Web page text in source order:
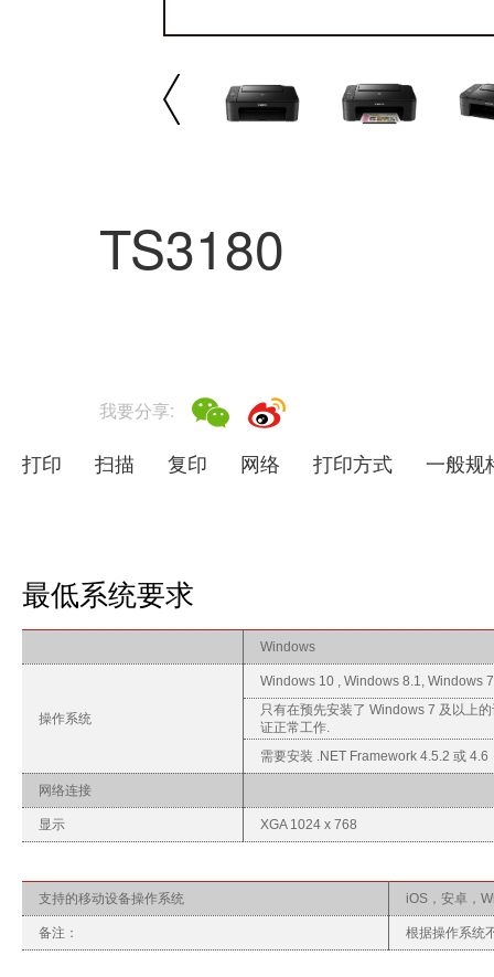
播放/暂停
TS3180
我要分享:
打印 扫描 复印 网络 打印方式 一般规
最低系统要求
Windows
操作系统
Windows 10 , Windows 8.1, Windows
只有在预先安装了 Windows 7 及以上
证正常工作.
需要安装 .NET Framework 4.5.2 或 4.6
网络连接
显示 XGA 1024 x 768
支持的移动设备操作系统 iOS，安卓，
备注： 根据操作系统